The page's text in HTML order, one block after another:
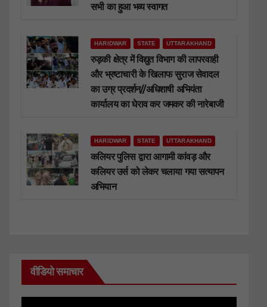
सभी का हुआ भव्य स्वागत
HARIDWAR STATE UTTARAKHAND
रुड़की क्षेत्र में विद्युत विभाग की लापरवाही
और भ्रष्टाचारी के खिलाफ सुराज सेवादल
का उग्र प्रदर्शन//अधिशाषी अभियंता
कार्यालय का घेराव कर जमकर की नारेबाजी
HARIDWAR STATE UTTARAKHAND
कलियर पुलिस द्वारा आगामी कांवड़ और
कलियर उर्स को लेकर चलाया गया सत्यापन
अभियान
वीडियो समाचार